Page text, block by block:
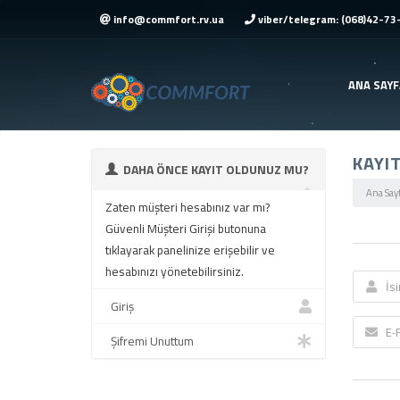
info@commfort.rv.ua viber/telegram: (068)42-
ANA
Ana
DAHA ÖNCE KAYIT OLDUNUZ MU?
Zaten müşteri hesabınız var mı?
Güvenli Müşteri Girişi butonuna
tıklayarak panelinize erişebilir ve
hesabınızı yönetebilirsiniz.
Giriş
Şifremi Unuttum